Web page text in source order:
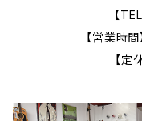
【
【営業時
【定